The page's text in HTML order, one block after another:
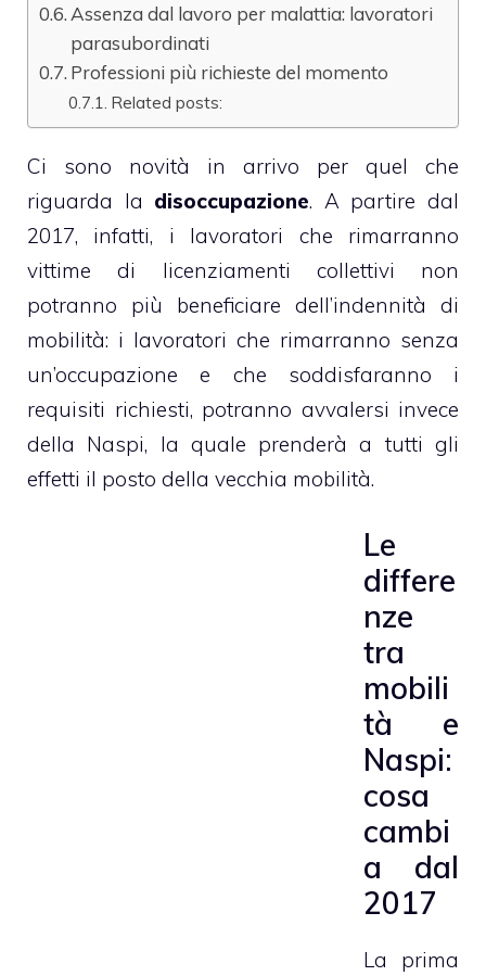
Assenza dal lavoro per malattia: lavoratori
parasubordinati
Professioni più richieste del momento
Related posts:
Ci sono novità in arrivo per quel che
riguarda la disoccupazione. A partire dal
2017, infatti, i lavoratori che rimarranno
vittime di licenziamenti collettivi non
potranno più beneficiare dell’indennità di
mobilità: i lavoratori che rimarranno senza
un’occupazione e che soddisfaranno i
requisiti richiesti, potranno avvalersi invece
della Naspi, la quale prenderà a tutti gli
effetti il posto della vecchia mobilità.
Le
differe
nze
tra
mobili
tà e
Naspi:
cosa
cambi
a dal
2017
La prima